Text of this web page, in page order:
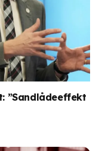
”Sandlådeeffekt